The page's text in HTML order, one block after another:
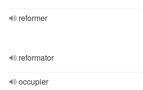
reformer
reformator
occupier